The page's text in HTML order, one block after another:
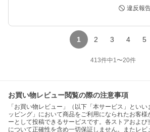
違反報
1 2 3 4 5
413件中1〜20件
お買い物レビュー閲覧の際の注意事項
「お買い物レビュー」（以下「本サービス」とい
ッピング」において商品をご利用になられたお客
ーとして投稿できるサービスです。各ストアおよ
について正確性を含め一切保証しません。またレビ